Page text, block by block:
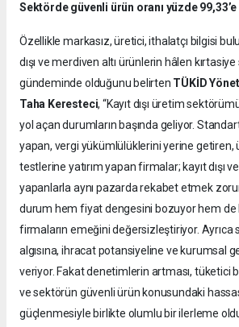
Sektörde güvenli ürün oranı yüzde 99,33’e
Özellikle markasız, üretici, ithalatçı bilgisi
dışı ve merdiven altı ürünlerin hâlen
gündeminde olduğunu belirten TÜKİD
Taha Keresteci, “Kayıt dışı üretim
yol açan durumların başında geliyor.
yapan, vergi yükümlülüklerini yerine getiren,
testlerine yatırım yapan firmalar; kayıt dışı
yapanlarla aynı pazarda rekabet etmek
durum hem fiyat dengesini bozuyor hem de
firmaların emeğini değersizleştiriyor. Ayrıca
algısına, ihracat potansiyeline ve kurumsal
veriyor. Fakat denetimlerin artması, tüketici
ve sektörün güvenli ürün konusundaki
güçlenmesiyle birlikte olumlu bir ilerleme